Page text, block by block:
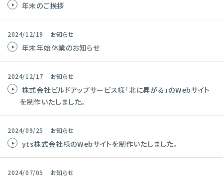
年末のご挨拶
2024/12/19 お知らせ
年末年始休業のお知らせ
2024/12/17 お知らせ
株式会社ビルドアップサービス様「北に昇がる」のWebサイト
を制作いたしました。
2024/09/25 お知らせ
yts株式会社様のWebサイトを制作いたしました。
2024/07/05 お知らせ